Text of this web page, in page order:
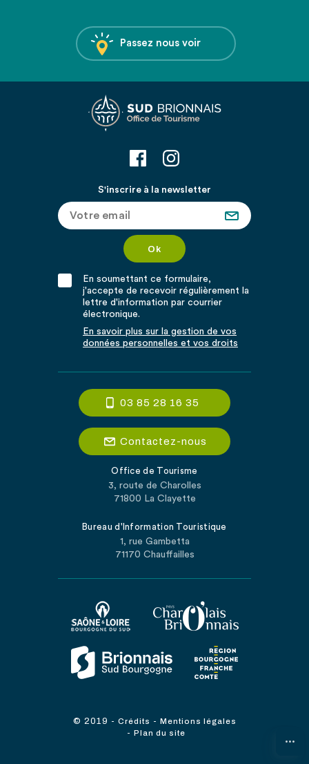
...
Passez nous voir
S'inscrire à la newsletter
En soumettant ce formulaire,
j'accepte de recevoir régulièrement la
lettre d'information par courrier
électronique.
En savoir plus sur la gestion de vos
données personnelles et vos droits
03 85 28 16 35
Contactez-nous
Office de Tourisme
3, route de Charolles
71800 La Clayette
Bureau d'Information Touristique
1, rue Gambetta
71170 Chauffailles
© 2019 - Crédits - Mentions légales
- Plan du site